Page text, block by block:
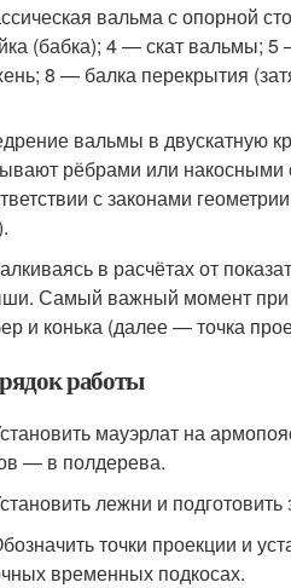
вальма с опорной
(бабка); 4 — скат вальмы;
8 — балка перекрытия
вальмы в двускатную
рёбрами или
с законами
в расчётах от
Самый важный момент при
и конька (далее — точка
работы
мауэрлат на
— в полдерева.
лежни и подготовить
точки проекции и
временных подкосах.